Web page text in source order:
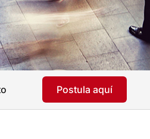
Postula aquí